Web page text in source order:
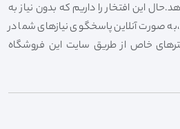
این افتخار را داریم که بدون نیاز به
صورت آنلاین پاسخگوی نیازهای شما در
خاص از طریق سایت این فروشگاه